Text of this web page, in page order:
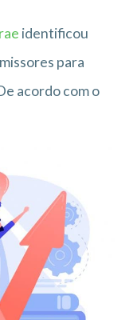
identificou
para
acordo com o